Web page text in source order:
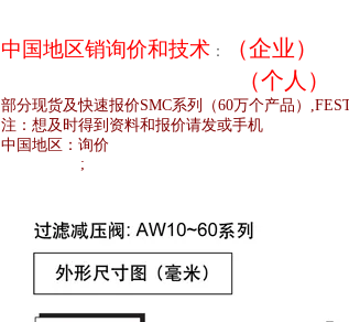
中国地区销询价和技术 ：
（企业）
（个人）
部分现货及快速报价SMC系列（60万个产品）
注：想及时得到资料和报价请发或手机
中国地区： 询价
;